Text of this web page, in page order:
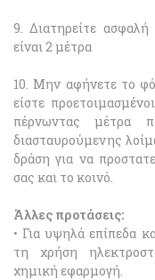
9. Διατηρείτε
είναι 2 μέτρα
10. Μην αφήνετε το
είστε
πέρνωντας μέτρα
διασταυρούμενης
δράση για να
σας και το κοινό.
Άλλες προτάσεις:
• Για υψηλά επίπεδα
τη χρήση
χημική εφαρμογή.